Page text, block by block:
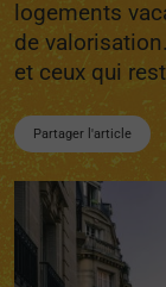
logements
de
et ceux qui
Partager l'article